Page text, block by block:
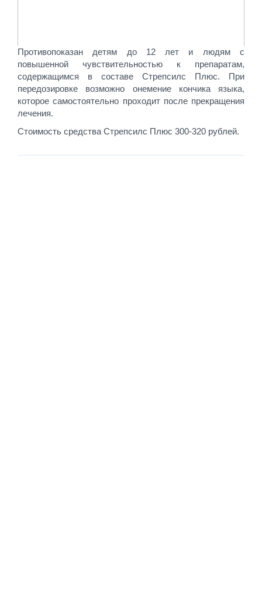
Противопоказан детям до 12 лет и людям с
повышенной чувствительностью к препаратам,
содержащимся в составе Стрепсилс Плюс. При
передозировке возможно онемение кончика языка,
которое самостоятельно проходит после прекращения
лечения.
Стоимость средства Стрепсилс Плюс 300-320 рублей.